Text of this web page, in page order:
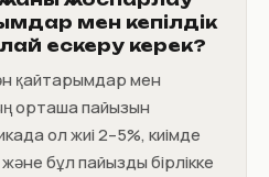
мен кепілдік
ескеру керек?
қайтарымдар мен
орташа пайызын
ол жиі 2–5%, киімде
бұл пайызды бірлікке